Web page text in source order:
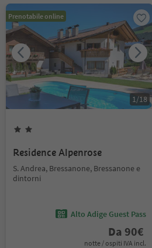
Prenotabile online
1/18
Residence Alpenrose
S. Andrea, Bressanone, Bressanone e
dintorni
Alto Adige Guest Pass
Da 90€
notte / ospiti IVA incl.